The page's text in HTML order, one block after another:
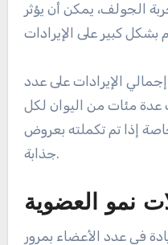
الجولف، يمكن أن يؤثر
الإيرادات على عدد
عدة مئات من اليوان لكل
إذا تم تكملته بعروض
جذابة.
نمو العضوية
في عدد الأعضاء بمرور